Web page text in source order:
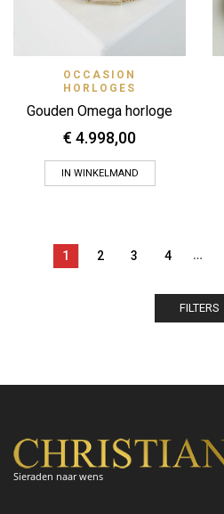
OCCASION
HORLOGES
Gouden Omega horloge
€ 4.998,00
IN WINKELMAND
1 2 3 4 …
FILTERS
Sieraden naar wens